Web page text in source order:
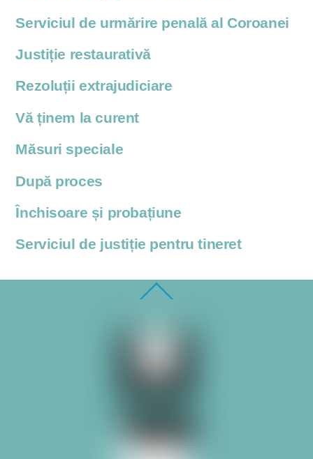
Serviciul de urmărire penală al Coroanei
Justiție restaurativă
Rezoluții extrajudiciare
Vă ținem la curent
Măsuri speciale
După proces
Închisoare și probațiune
Serviciul de justiție pentru tineret
To